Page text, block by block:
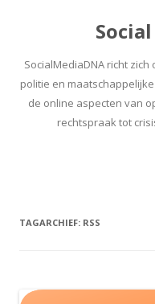
SocialMediaDNA richt
politie en
de online aspecten van
rechtspraak tot
TAGARCHIEF: RSS